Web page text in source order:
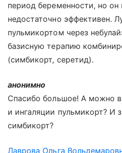
период беременности, но
недостаточно эффективен.
пульмикортом через
базисную терапию
(симбикорт, серетид).
анонимно
Спасибо большое! А можно
и ингаляции пульмикорт? И
симбикорт?
Лаврова Ольга